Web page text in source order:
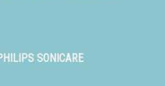
SONICARE